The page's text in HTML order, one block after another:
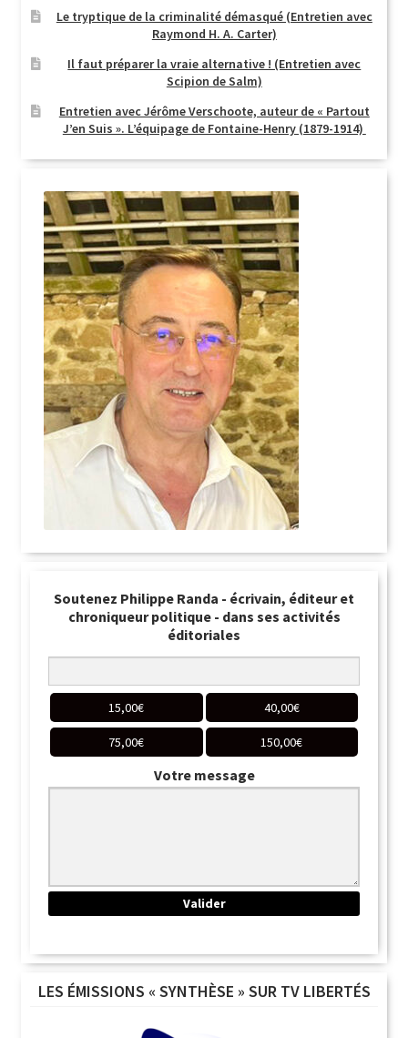
Le tryptique de la criminalité démasqué (Entretien avec
Raymond H. A. Carter)
Il faut préparer la vraie alternative ! (Entretien avec
Scipion de Salm)
Entretien avec Jérôme Verschoote, auteur de « Partout
J’en Suis ». L’équipage de Fontaine-Henry (1879-1914)
Soutenez Philippe Randa - écrivain, éditeur et
chroniqueur politique - dans ses activités
éditoriales
15,00€ 40,00€
75,00€ 150,00€
Votre message
LES ÉMISSIONS « SYNTHÈSE » SUR TV LIBERTÉS